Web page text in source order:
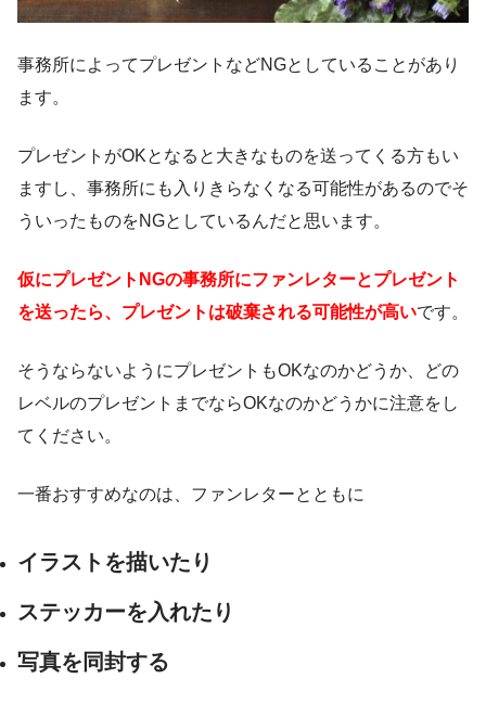
事務所によってプレゼントなどNGとしていることがあり
ます。
プレゼントがOKとなると大きなものを送ってくる方もい
ますし、事務所にも入りきらなくなる可能性があるのでそ
ういったものをNGとしているんだと思います。
仮にプレゼントNGの事務所にファンレターとプレゼント
を送ったら、プレゼントは破棄される可能性が高いです。
そうならないようにプレゼントもOKなのかどうか、どの
レベルのプレゼントまでならOKなのかどうかに注意をし
てください。
一番おすすめなのは、ファンレターとともに
イラストを描いたり
ステッカーを入れたり
写真を同封する